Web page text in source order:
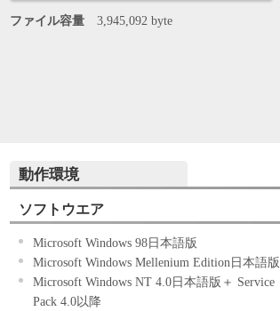
ファイル容量 3,945,092 byte
動作環境
ソフトウエア
Microsoft Windows 98日本語版
Microsoft Windows Mellenium Edition日本語版
Microsoft Windows NT 4.0日本語版＋ Service
Pack 4.0以降